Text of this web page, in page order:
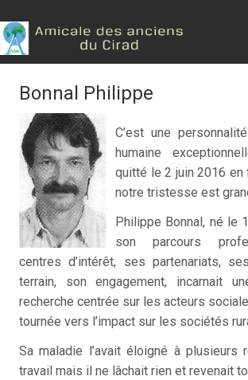
Bonnal Philippe
C’est une
humaine
quitté le 2 juin 2016 en
notre tristesse est
Philippe Bonnal, né le
son parcours
centres d’intérêt, ses partenariats,
terrain, son engagement, incarnait
recherche centrée sur les acteurs
tournée vers l’impact sur les sociétés
Sa maladie l’avait éloigné à plusieurs
travail mais il ne lâchait rien et revenait